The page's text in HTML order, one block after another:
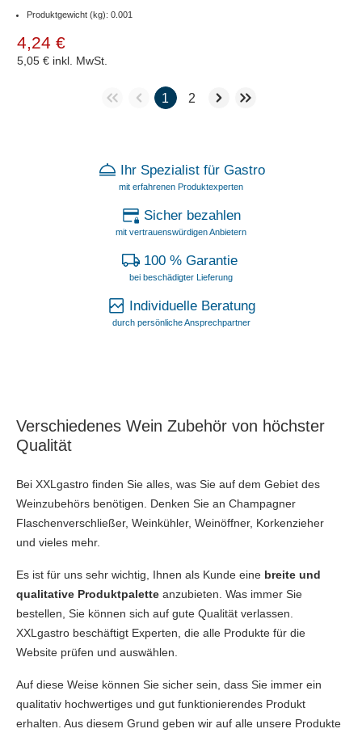
Produktgewicht (kg): 0.001
4,24 €
5,05 € inkl. MwSt.
1 2
Ihr Spezialist für Gastro
mit erfahrenen Produktexperten
Sicher bezahlen
mit vertrauenswürdigen Anbietern
100 % Garantie
bei beschädigter Lieferung
Individuelle Beratung
durch persönliche Ansprechpartner
Verschiedenes Wein Zubehör von höchster
Qualität
Bei XXLgastro finden Sie alles, was Sie auf dem Gebiet des
Weinzubehörs benötigen. Denken Sie an Champagner
Flaschenverschließer, Weinkühler, Weinöffner, Korkenzieher
und vieles mehr.
Es ist für uns sehr wichtig, Ihnen als Kunde eine breite und
qualitative Produktpalette anzubieten. Was immer Sie
bestellen, Sie können sich auf gute Qualität verlassen.
XXLgastro beschäftigt Experten, die alle Produkte für die
Website prüfen und auswählen.
Auf diese Weise können Sie sicher sein, dass Sie immer ein
qualitativ hochwertiges und gut funktionierendes Produkt
erhalten. Aus diesem Grund geben wir auf alle unsere Produkte